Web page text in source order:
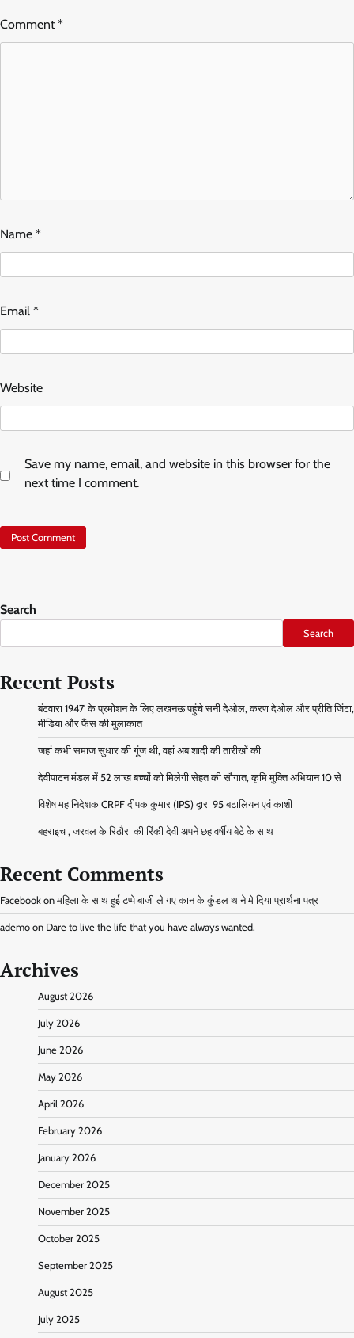
Comment*
Name *
Email *
Website
Save my name, email, and website in this browser for the
next time I comment.
Search
Search
Recent Posts
बंटवारा 1947′ के प्रमोशन के लिए लखनऊ पहुंचे सनी देओल, करण देओल और प्रीति जिंटा,
मीडिया और फैंस की मुलाकात
जहां कभी समाज सुधार की गूंज थी, वहां अब शादी की तारीखों की
देवीपाटन मंडल में 52 लाख बच्चों को मिलेगी सेहत की सौगात, कृमि मुक्ति अभियान 10 से
विशेष महानिदेशक CRPF दीपक कुमार (IPS) द्वारा 95 बटालियन एवं काशी
बहराइच , जरवल के रिठौरा की रिंकी देवी अपने छह वर्षीय बेटे के साथ
Recent Comments
Facebook onमहिला के साथ हुई टप्पे बाजी ले गए कान के कुंडल थाने मे दिया प्रार्थना पत्र
ademo on Dare to live the life that you have always wanted.
Archives
August 2026
July 2026
June 2026
May 2026
April 2026
February 2026
January 2026
December 2025
November 2025
October 2025
September 2025
August 2025
July 2025